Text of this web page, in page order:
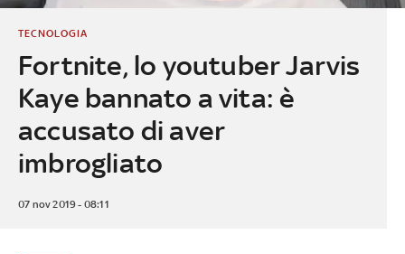
Fortnite, lo youtuber Jarvis
Kaye bannato a vita: è
accusato di aver
imbrogliato
TECNOLOGIA
07 nov 2019 - 08:11